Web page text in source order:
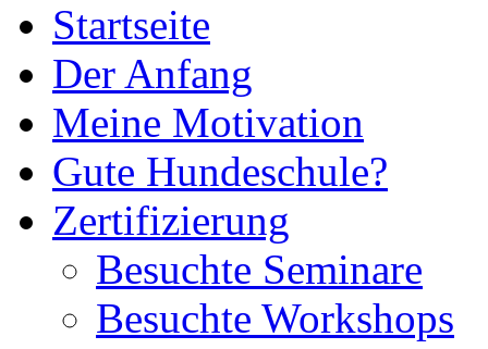
Startseite
Der Anfang
Meine Motivation
Gute Hundeschule?
Zertifizierung
Besuchte Seminare
Besuchte Workshops